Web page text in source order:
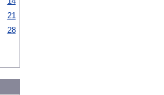
21
28